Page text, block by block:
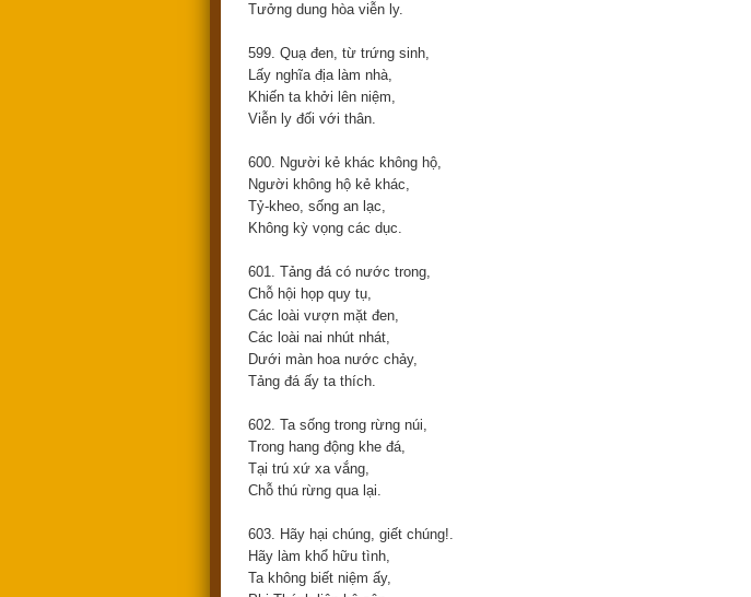
Tưởng dung hòa viễn ly.
599. Quạ đen, từ trứng sinh,
Lấy nghĩa địa làm nhà,
Khiến ta khởi lên niệm,
Viễn ly đối với thân.
600. Người kẻ khác không hộ,
Người không hộ kẻ khác,
Tỷ-kheo, sống an lạc,
Không kỳ vọng các dục.
601. Tảng đá có nước trong,
Chỗ hội họp quy tụ,
Các loài vượn mặt đen,
Các loài nai nhút nhát,
Dưới màn hoa nước chảy,
Tảng đá ấy ta thích.
602. Ta sống trong rừng núi,
Trong hang động khe đá,
Tại trú xứ xa vắng,
Chỗ thú rừng qua lại.
603. Hãy hại chúng, giết chúng!.
Hãy làm khổ hữu tình,
Ta không biết niệm ấy,